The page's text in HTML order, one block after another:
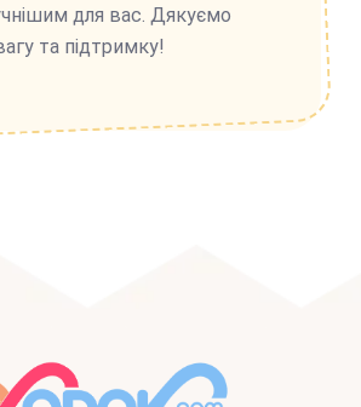
для вас. Дякуємо
та підтримку!